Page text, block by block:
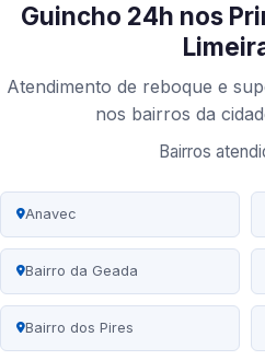
Guincho 24h nos
Atendimento de reboque e
nos bairros da
Bairros
Anavec
Bairro da Geada
Bairro dos Pires